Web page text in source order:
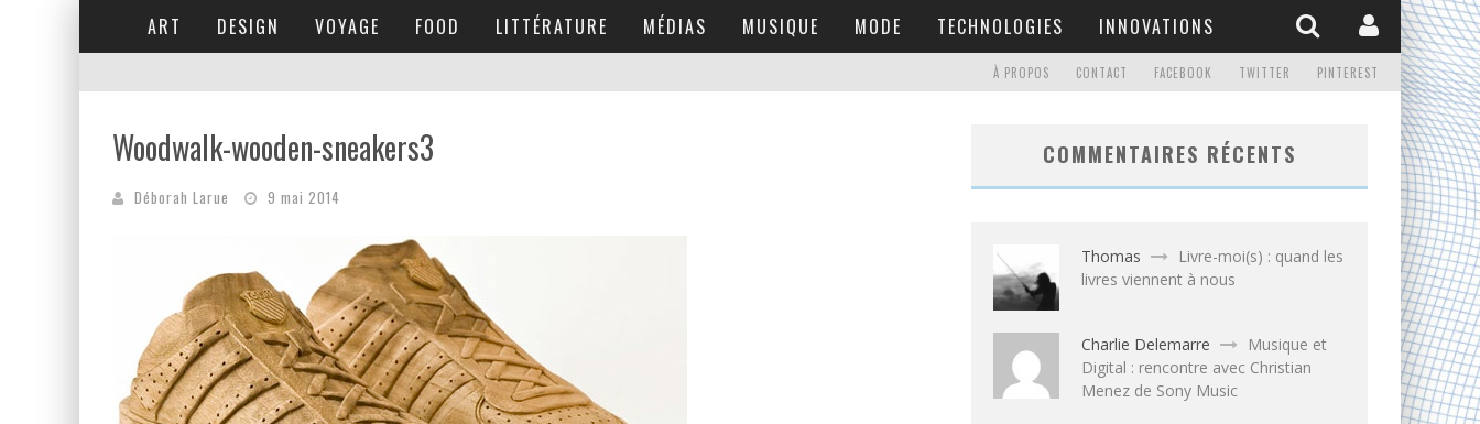
ART DESIGN VOYAGE FOOD LITTÉRATURE MÉDIAS MUSIQUE MODE TECHNOLOGIES INNOVATIONS
À PROPOS CONTACT FACEBOOK TWITTER PINTEREST
Woodwalk-wooden-sneakers3
Déborah Larue 9 mai 2014
COMMENTAIRES RÉCENTS
Thomas
Livre-moi(s) : quand les
livres viennent à nous
Charlie Delemarre
Musique et
Digital : rencontre avec Christian
Menez de Sony Music